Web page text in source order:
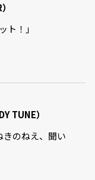
ト！」
TUNE）
きのねえ、聞い